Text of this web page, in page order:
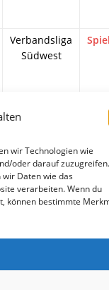
wir Technologien wie
oder darauf zuzugreifen.
Daten wie das
verarbeiten. Wenn du
können bestimmte
Verbandsliga
Südwest